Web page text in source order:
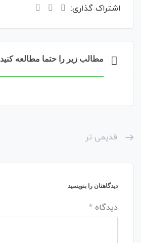
اشتراک گذاری:
مطالب زیر را حتما مطالعه کنید
قدیمی تر
دیدگاهتان را بنویسید
دیدگاه *